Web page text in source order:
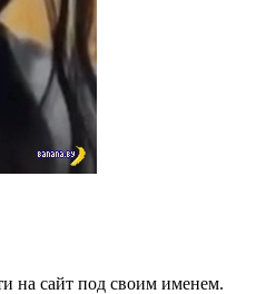
на сайт под своим именем.